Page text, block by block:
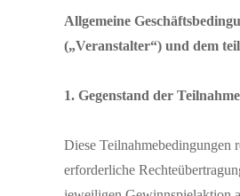
Allgemeine
(„Veranstalter“) und dem
1. Gegenstand der
Diese Teilnahmebedingungen
erforderliche